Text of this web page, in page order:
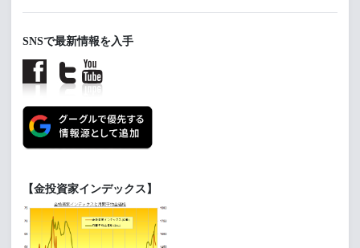
SNSで最新情報を入手
【金投資家インデックス】